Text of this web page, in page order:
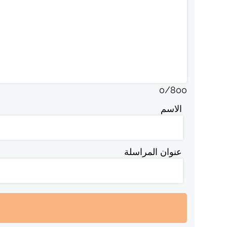
0/800
الاسم
عنوان المراسلة